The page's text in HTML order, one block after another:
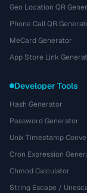
Geo Location QR
Phone Call QR
MeCard Generator
App Store Link
Developer Tools
Hash Generator
Password Generator
Unix Timestamp
Cron Expression
Chmod Calculator
String Escape /